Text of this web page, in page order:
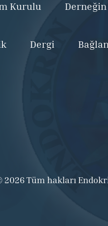
Kurulu
Dergi
2026 Tüm hakları